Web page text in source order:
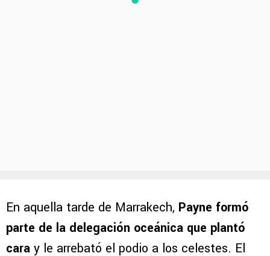
En aquella tarde de Marrakech, Payne formó
parte de la delegación oceánica que plantó
cara y le arrebató el podio a los celestes. El